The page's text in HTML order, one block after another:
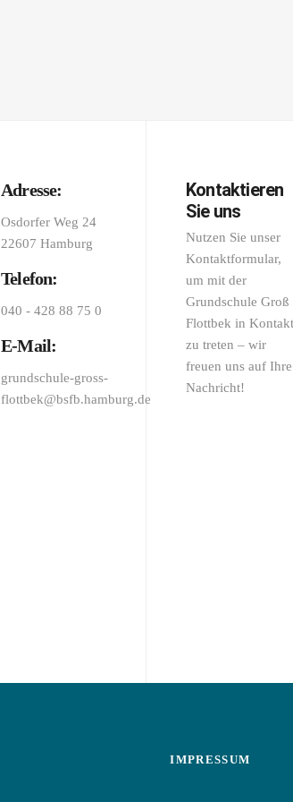
Adresse:
Osdorfer Weg 24
22607 Hamburg
Telefon:
040 - 428 88 75 0
E-Mail:
grundschule-gross-
flottbek@bsfb.hamburg.de
Kontaktieren
Sie uns
Nutzen Sie unser
Kontaktformular,
um mit der
Grundschule Groß
Flottbek in Kontakt
zu treten – wir
freuen uns auf Ihre
Nachricht!
IMPRESSUM